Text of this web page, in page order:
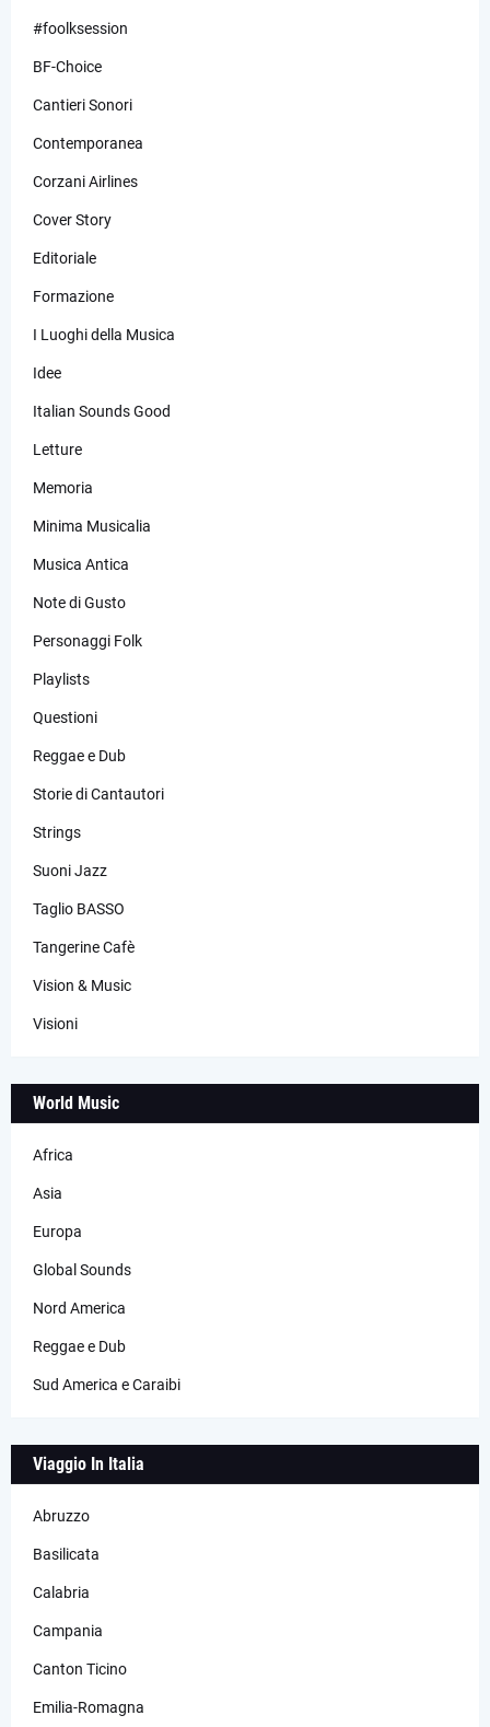
#foolksession
BF-Choice
Cantieri Sonori
Contemporanea
Corzani Airlines
Cover Story
Editoriale
Formazione
I Luoghi della Musica
Idee
Italian Sounds Good
Letture
Memoria
Minima Musicalia
Musica Antica
Note di Gusto
Personaggi Folk
Playlists
Questioni
Reggae e Dub
Storie di Cantautori
Strings
Suoni Jazz
Taglio BASSO
Tangerine Cafè
Vision & Music
Visioni
World Music
Africa
Asia
Europa
Global Sounds
Nord America
Reggae e Dub
Sud America e Caraibi
Viaggio In Italia
Abruzzo
Basilicata
Calabria
Campania
Canton Ticino
Emilia-Romagna